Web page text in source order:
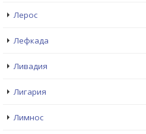
Лерос
Лефкада
Ливадия
Лигария
Лимнос